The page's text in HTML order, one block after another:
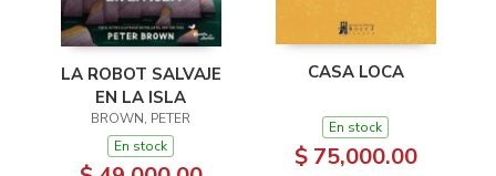
LA ROBOT SALVAJE
EN LA ISLA
BROWN, PETER
En stock
CASA LOCA
En stock
$ 75,000.00